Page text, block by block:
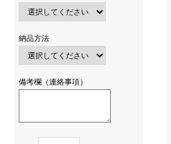
納品方法
備考欄（連絡事項）